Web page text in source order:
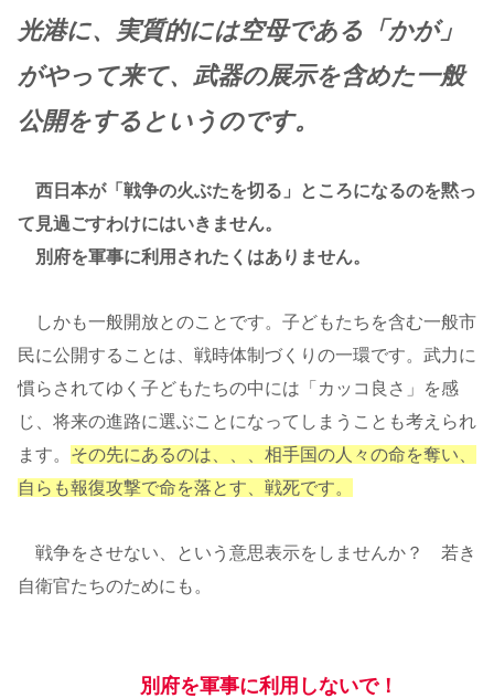
光港に、実質的には空母である「かが」
がやって来て、武器の展示を含めた一般
公開をするというのです。
西日本が「戦争の火ぶたを切る」ところになるのを黙っ
て見過ごすわけにはいきません。
別府を軍事に利用されたくはありません。
しかも一般開放とのことです。子どもたちを含む一般市
民に公開することは、戦時体制づくりの一環です。武力に
慣らされてゆく子どもたちの中には「カッコ良さ」を感
じ、将来の進路に選ぶことになってしまうことも考えられ
ます。 その先にあるのは、、、相手国の人々の命を奪い、
自らも報復攻撃で命を落とす、戦死です。
戦争をさせない、という意思表示をしませんか？ 若き
自衛官たちのためにも。
別府を軍事に利用しないで！